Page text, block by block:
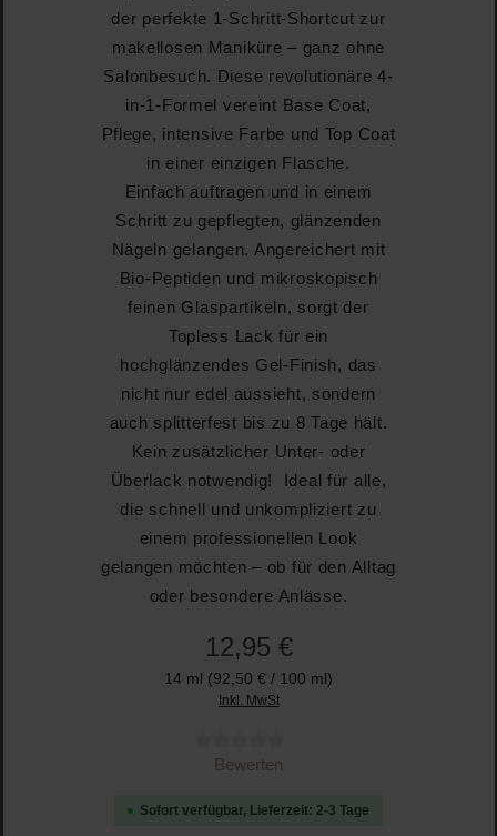
der perfekte 1-Schritt-Shortcut zur
makellosen Maniküre – ganz ohne
Salonbesuch. Diese revolutionäre 4-
in-1-Formel vereint Base Coat,
Pflege, intensive Farbe und Top Coat
in einer einzigen Flasche.
Einfach auftragen und in einem
Schritt zu gepflegten, glänzenden
Nägeln gelangen. Angereichert mit
Bio-Peptiden und mikroskopisch
feinen Glaspartikeln, sorgt der
Topless Lack für ein
hochglänzendes Gel-Finish, das
nicht nur edel aussieht, sondern
auch splitterfest bis zu 8 Tage hält.
Kein zusätzlicher Unter- oder
Überlack notwendig! Ideal für alle,
die schnell und unkompliziert zu
einem professionellen Look
gelangen möchten – ob für den Alltag
oder besondere Anlässe.
12,95 €
14 ml (92,50 € / 100 ml)
Inkl. MwSt
Durchschnittliche Bewertung von 0 von 5 Sternen
Bewerten
Sofort verfügbar, Lieferzeit: 2-3 Tage